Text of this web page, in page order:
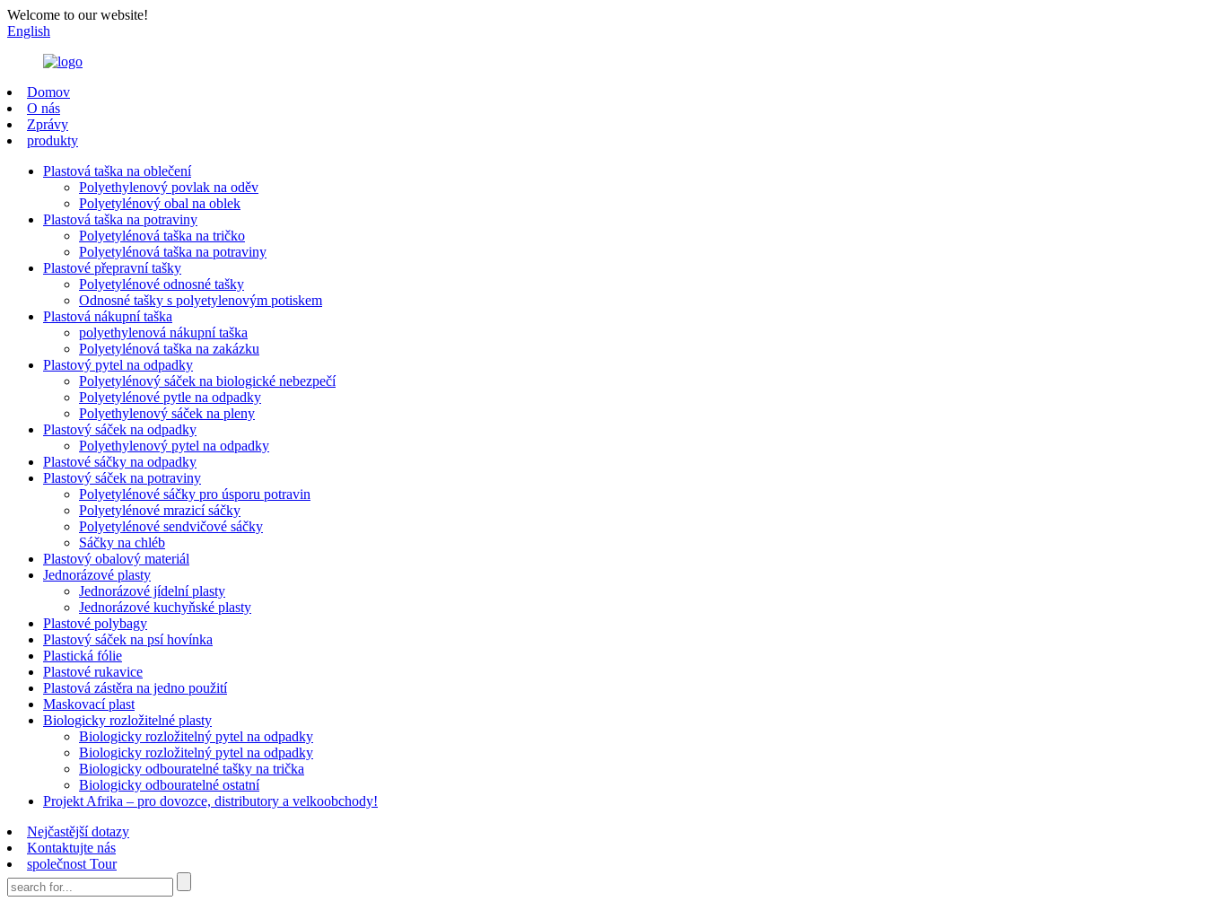
Welcome to our website!
English
Domov
O nás
Zprávy
produkty
Plastová taška na oblečení
Polyethylenový povlak na oděv
Polyetylénový obal na oblek
Plastová taška na potraviny
Polyetylénová taška na tričko
Polyetylénová taška na potraviny
Plastové přepravní tašky
Polyetylénové odnosné tašky
Odnosné tašky s polyetylenovým potiskem
Plastová nákupní taška
polyethylenová nákupní taška
Polyetylénová taška na zakázku
Plastový pytel na odpadky
Polyetylénový sáček na biologické nebezpečí
Polyetylénové pytle na odpadky
Polyethylenový sáček na pleny
Plastový sáček na odpadky
Polyethylenový pytel na odpadky
Plastové sáčky na odpadky
Plastový sáček na potraviny
Polyetylénové sáčky pro úsporu potravin
Polyetylénové mrazicí sáčky
Polyetylénové sendvičové sáčky
Sáčky na chléb
Plastový obalový materiál
Jednorázové plasty
Jednorázové jídelní plasty
Jednorázové kuchyňské plasty
Plastové polybagy
Plastový sáček na psí hovínka
Plastická fólie
Plastové rukavice
Plastová zástěra na jedno použití
Maskovací plast
Biologicky rozložitelné plasty
Biologicky rozložitelný pytel na odpadky
Biologicky rozložitelný pytel na odpadky
Biologicky odbouratelné tašky na trička
Biologicky odbouratelné ostatní
Projekt Afrika – pro dovozce, distributory a velkoobchody!
Nejčastější dotazy
Kontaktujte nás
společnost Tour